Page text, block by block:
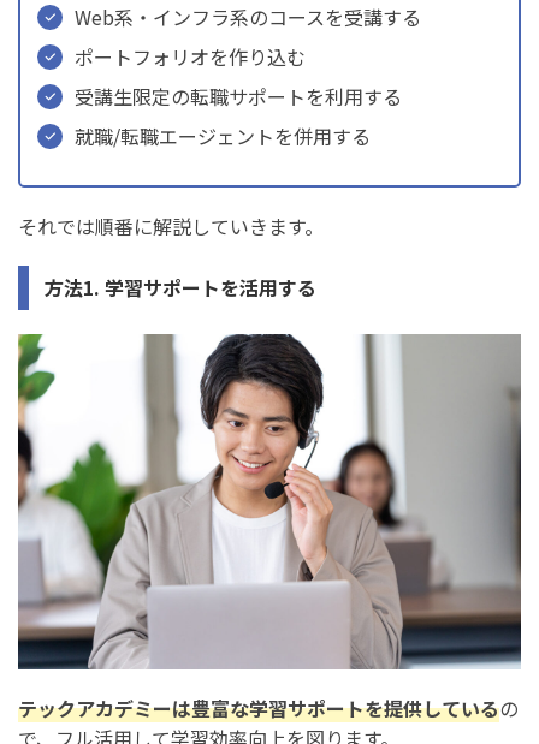
Web系・インフラ系のコースを受講する
ポートフォリオを作り込む
受講生限定の転職サポートを利用する
就職/転職エージェントを併用する
それでは順番に解説していきます。
方法1. 学習サポートを活用する
テックアカデミーは豊富な学習サポートを提供しているの
で、フル活用して学習効率向上を図ります。